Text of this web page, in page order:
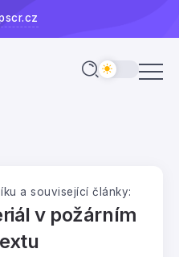
a související články:
v požárním